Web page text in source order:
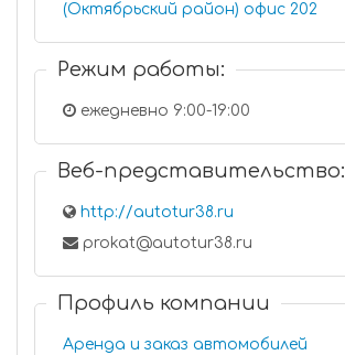
(Октябрьский район) офис 202
Режим работы:
ежедневно 9:00-19:00
Веб-представительство:
http://autotur38.ru
prokat@autotur38.ru
Профиль компании
Аренда и заказ автомобилей